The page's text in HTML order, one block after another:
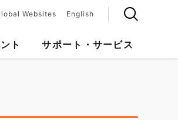
ト サポート・サービス
Websites English